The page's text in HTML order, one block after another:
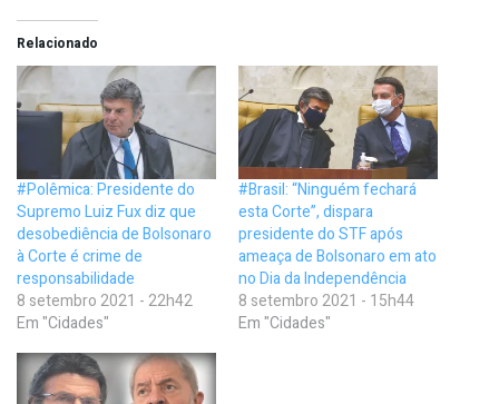
Relacionado
#Polêmica: Presidente do
Supremo Luiz Fux diz que
desobediência de Bolsonaro
à Corte é crime de
responsabilidade
8 setembro 2021 - 22h42
Em "Cidades"
#Brasil: “Ninguém fechará
esta Corte”, dispara
presidente do STF após
ameaça de Bolsonaro em ato
no Dia da Independência
8 setembro 2021 - 15h44
Em "Cidades"